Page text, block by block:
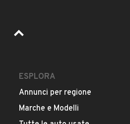
Pubblicità
ESPLORA
Annunci per regione
Marche e Modelli